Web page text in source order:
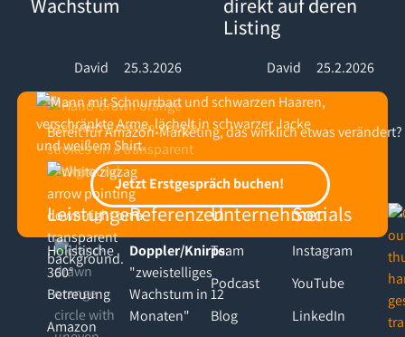
David 25.3.2026
Listing
David 25.2.2026
Bereit für Amazon-Marketing, das wirklich etwas verändert?
Jetzt Erstgespräch buchen!
Jetzt Erstgespräch buchen!
Leistungen
Holistische
360°
Betreuung
Amazon
Referenzen
Doppler/Knirps:
"zweistelliges
Wachstum in 12
Monaten"
Unternehmen
Team
Podcast
Blog
Socials
Instagram
YouTube
LinkedIn